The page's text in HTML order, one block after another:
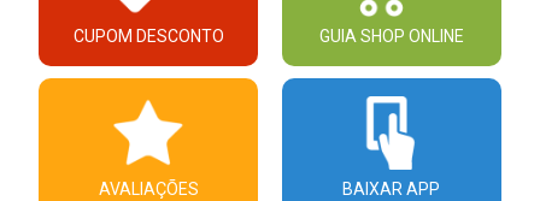
CUPOM DESCONTO GUIA SHOP ONLINE
AVALIAÇÕES BAIXAR APP